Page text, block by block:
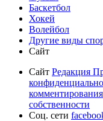
Баскетбол
Хокей
Волейбол
Другие виды
Сайт
Сайт Редакция
комментирования
собственности
Соц. сети